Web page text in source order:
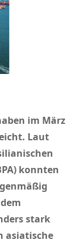
im März
Laut
konnten
stark
asiatische